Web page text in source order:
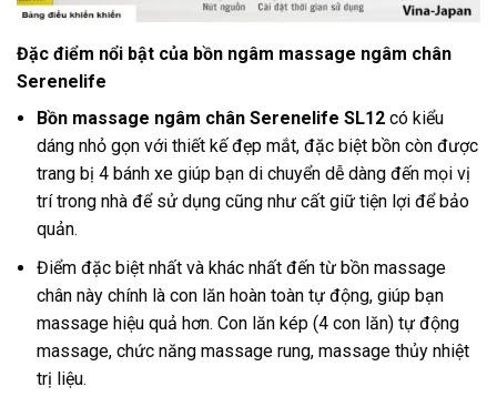
Đặc điểm nổi bật của bồn ngâm massage ngâm chân
Serenelife
Bồn massage ngâm chân Serenelife SL12 có kiểu
dáng nhỏ gọn với thiết kế đẹp mắt, đặc biệt bồn còn được
trang bị 4 bánh xe giúp bạn di chuyển dễ dàng đến mọi vị
trí trong nhà để sử dụng cũng như cất giữ tiện lợi để bảo
quản.
Điểm đặc biệt nhất và khác nhất đến từ bồn massage
chân này chính là con lăn hoàn toàn tự động, giúp bạn
massage hiệu quả hơn. Con lăn kép (4 con lăn) tự động
massage, chức năng massage rung, massage thủy nhiệt
trị liệu.